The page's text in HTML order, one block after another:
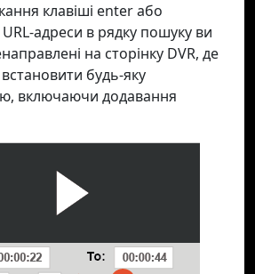
клавіші enter або
адреси в рядку пошуку ви
на сторінку DVR, де
будь-яку
включаючи додавання